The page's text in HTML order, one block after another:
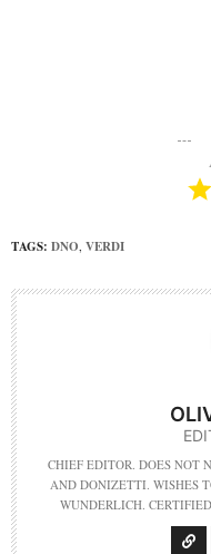
TAGS: DNO, VERDI
CHIEF EDITOR. DOES NOT
AND DONIZETTI. WISHES
WUNDERLICH.